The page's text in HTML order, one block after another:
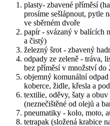
plasty- zbavené příměsí
prosíme sešlápnout, pytle
ve sběrném dvoře
papír - svázaný v balících
a čistý)
železný šrot - zbavený
odpady ze zeleně - tráva,
bez příměsí v množství do
objemný komunální
koberce, židle, křesla a
textilie, oděvy, šaty a obuv
(neznečištěné od olejů a
pneumatiky - kolo, moto,
tetrapak (složená krabice